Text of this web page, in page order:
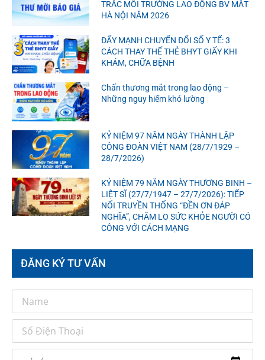
TRẮC MÔI TRƯỜNG LAO ĐỘNG BV MẮT
HÀ NỘI NĂM 2026
ĐẨY MẠNH CHUYỂN ĐỔI SỐ Y TẾ: 3
CÁCH THAY THẾ THẺ BHYT GIẤY KHI
KHÁM, CHỮA BỆNH
Chấn thương mắt trong lao động –
Những nguy hiểm khó lường
KỶ NIỆM 97 NĂM NGÀY THÀNH LẬP
CÔNG ĐOÀN VIỆT NAM (28/7/1929 –
28/7/2026)
KỶ NIỆM 79 NĂM NGÀY THƯƠNG BINH –
LIỆT SĨ (27/7/1947 – 27/7/2026): TIẾP
NỐI TRUYỀN THỐNG “ĐỀN ƠN ĐÁP
NGHĨA”, CHĂM LO SỨC KHỎE NGƯỜI CÓ
CÔNG VỚI CÁCH MẠNG
ĐĂNG KÝ TƯ VẤN